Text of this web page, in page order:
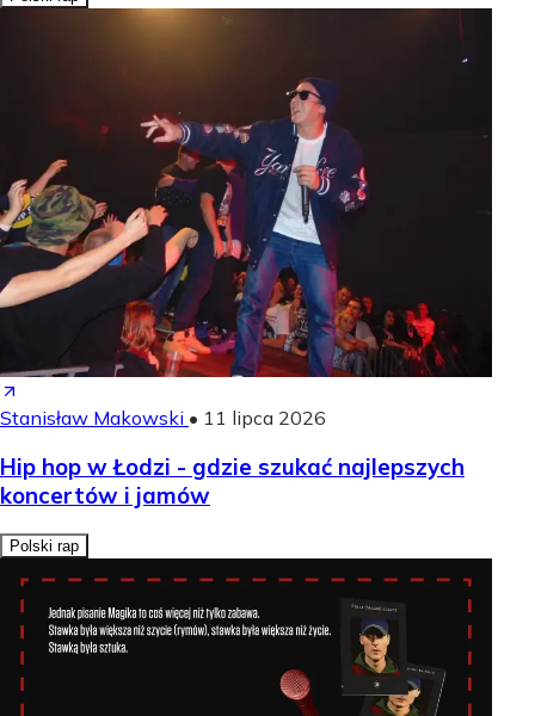
Stanisław Makowski • 11 lipca 2026
Hip hop w Łodzi - gdzie szukać najlepszych
koncertów i jamów
Polski rap